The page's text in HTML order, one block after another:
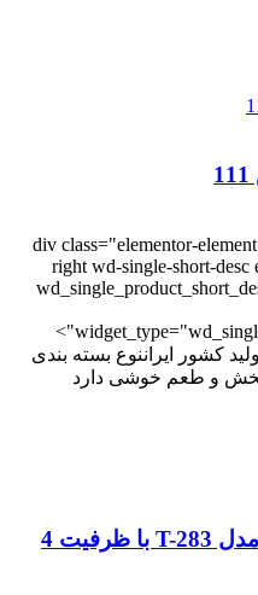
<div class="elementor-
right wd-single-short-desc
گیاهی مخلوط آرامش 111تولید کشور ایراننوع بسته بندی
و طعم خوشی دارد
دستگاه بخور سرد مچ match مدل T-283 با ظرفیت 4